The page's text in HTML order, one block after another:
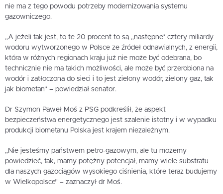
nie ma z tego powodu potrzeby modernizowania systemu
gazowniczego.
„A jeżeli tak jest, to te 20 procent to są „następne” cztery miliardy
wodoru wytworzonego w Polsce ze źródeł odnawialnych, z energii,
która w różnych regionach kraju już nie może być odebrana, bo
technicznie nie ma takich możliwości, ale może być przerobiona na
wodór i zatłoczona do sieci i to jest zielony wodór, zielony gaz, tak
jak biometan” – powiedział senator.
Dr Szymon Paweł Moś z PSG podkreślił, że aspekt
bezpieczeństwa energetycznego jest szalenie istotny i w wypadku
produkcji biometanu Polska jest krajem niezależnym.
„Nie jesteśmy państwem petro-gazowym, ale tu możemy
powiedzieć, tak, mamy potężny potencjał, mamy wiele substratu
dla naszych gazociągów wysokiego ciśnienia, które teraz budujemy
w Wielkopolsce” – zaznaczył dr Moś.